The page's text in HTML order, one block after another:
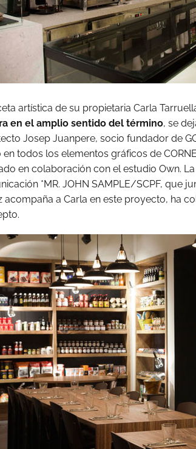
artística de su propietaria Carla
en el amplio sentido del término, se
Josep Juanpere, socio fundador de
todos los elementos gráficos de
en colaboración con el estudio Own.
*MR. JOHN SAMPLE/SCPF, que
acompaña a Carla en este proyecto, ha